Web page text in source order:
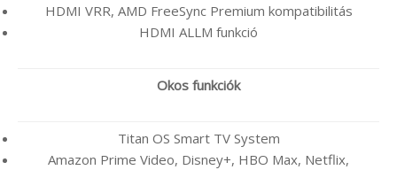
HDMI VRR, AMD FreeSync Premium kompatibilitás
HDMI ALLM funkció
Okos funkciók
Titan OS Smart TV System
Amazon Prime Video, Disney+, HBO Max, Netflix,